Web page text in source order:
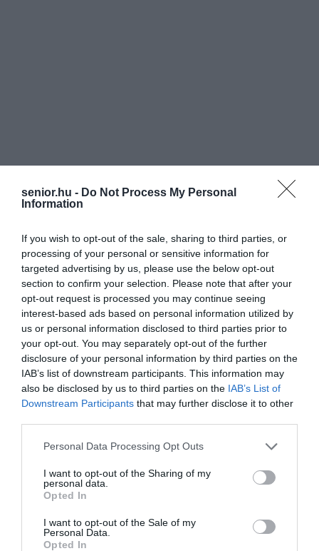
senior.hu - Do Not Process My Personal
Information
If you wish to opt-out of the sale, sharing to third parties, or
processing of your personal or sensitive information for
targeted advertising by us, please use the below opt-out
section to confirm your selection. Please note that after your
opt-out request is processed you may continue seeing
interest-based ads based on personal information utilized by
us or personal information disclosed to third parties prior to
your opt-out. You may separately opt-out of the further
disclosure of your personal information by third parties on the
IAB’s list of downstream participants. This information may
also be disclosed by us to third parties on the IAB’s List of
Downstream Participants that may further disclose it to other
Please note that this website/app uses one or more Google
not limited to your visit or usage behaviour. You may click to
grant or deny consent to Google and its third-party tags to
use your data for below specified purposes in below Google
consent section.
Personal Data Processing Opt Outs
I want to opt-out of the Sharing of my
personal data.
Opted In
I want to opt-out of the Sale of my
Personal Data.
Opted In